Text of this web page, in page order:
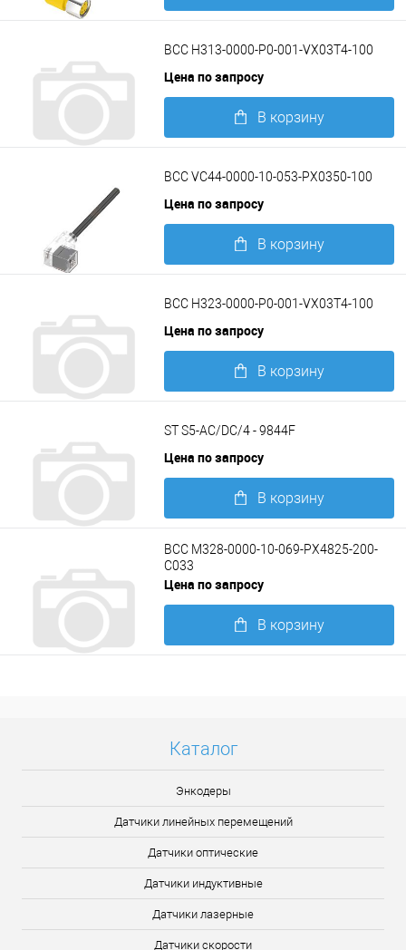
BCC H313-0000-P0-001-VX03T4-100
Цена по запросу
В корзину
BCC VC44-0000-10-053-PX0350-100
Цена по запросу
В корзину
BCC H323-0000-P0-001-VX03T4-100
Цена по запросу
В корзину
ST S5-AC/DC/4 - 9844F
Цена по запросу
В корзину
Подробнее
BCC M328-0000-10-069-PX4825-200-
C033
Цена по запросу
В корзину
Каталог
Энкодеры
Датчики линейных перемещений
Датчики оптические
Датчики индуктивные
Датчики лазерные
Датчики скорости